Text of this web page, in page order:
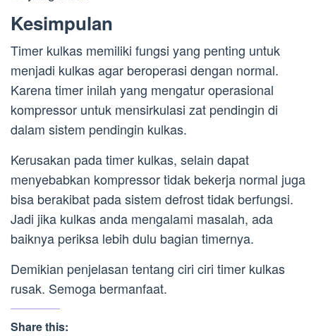
Kesimpulan
Timer kulkas memiliki fungsi yang penting untuk
menjadi kulkas agar beroperasi dengan normal.
Karena timer inilah yang mengatur operasional
kompressor untuk mensirkulasi zat pendingin di
dalam sistem pendingin kulkas.
Kerusakan pada timer kulkas, selain dapat
menyebabkan kompressor tidak bekerja normal juga
bisa berakibat pada sistem defrost tidak berfungsi.
Jadi jika kulkas anda mengalami masalah, ada
baiknya periksa lebih dulu bagian timernya.
Demikian penjelasan tentang ciri ciri timer kulkas
rusak. Semoga bermanfaat.
Share this: